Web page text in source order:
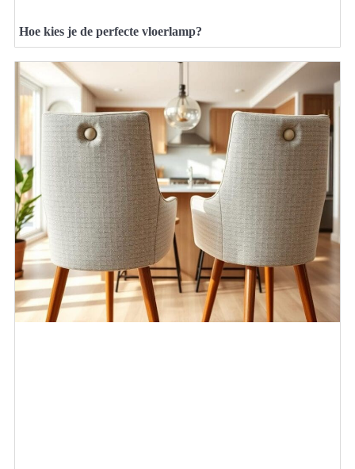
Hoe kies je de perfecte vloerlamp?